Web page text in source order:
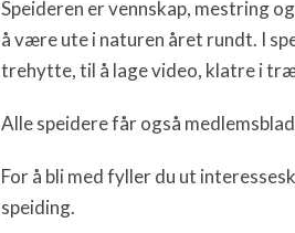
Speideren er vennskap, mestring
å være ute i naturen året rundt. I
trehytte, til å lage video, klatre i
Alle speidere får også
For å bli med fyller du ut
speiding.